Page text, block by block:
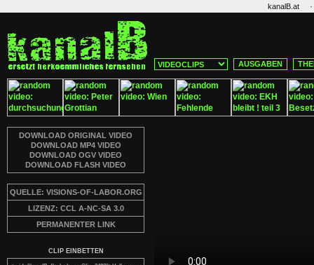
kanalB.at ·
AUSGABEN
DOWNLOAD ORIGINAL VIDEO
DOWNLOAD MP4 VIDEO
DOWNLOAD OGV VIDEO
DOWNLOAD FLASH VIDEO
QUELLE: VISIONS-OF-LABOR.ORG
LIZENZ: CCL A-NC-SA 3.0
PERMANENTER LINK
CLIP EINBETTEN